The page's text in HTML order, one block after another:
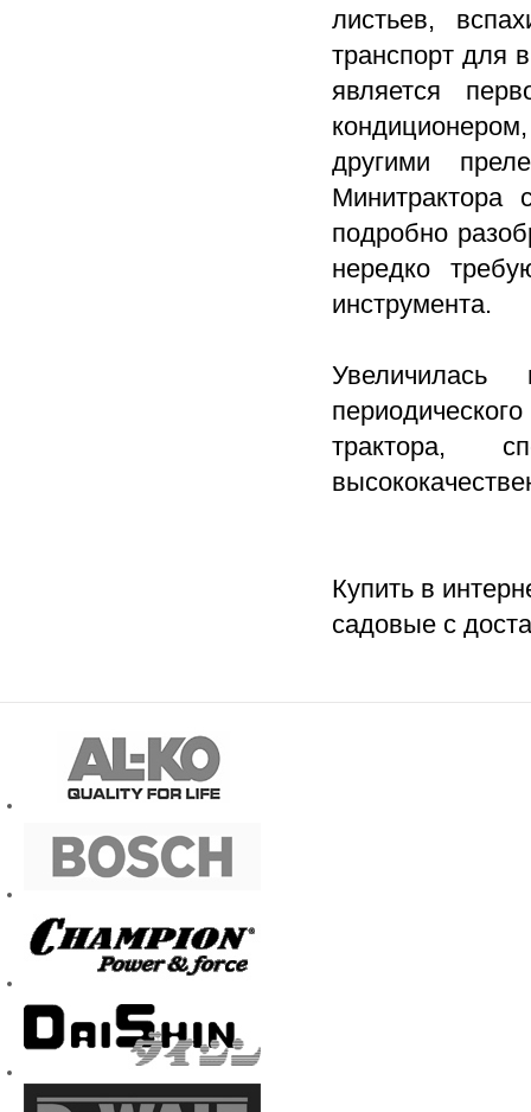
листьев,
транспорт для
является
другими
подробно
нередко
инструмента.
Увеличилась
трактора,
Купить в
садовые с